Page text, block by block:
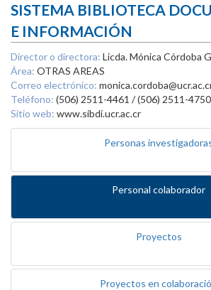
SISTEMA BIBLIOTECA
E INFORMACIÓN
Director o directora: Licda. Mónica Córdoba
Área: OTRAS AREAS
Correo electrónico:
Teléfono: (506) 2511-4461 / (506) 2511-4750
Sitio web: www.sibdi.ucr.ac.cr
Personas
Personal colaborador
Proyectos
Proyectos en